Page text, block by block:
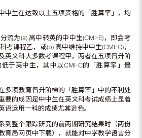
中生在达致以上五项资格的「胜算率」，均
流为(a) 高中转英的中中生(CMI-E)，即会考
考课程乙，或(b) 高中维持中中生(CMI-C)，
英文科大多数考课程甲，两者在五项晋升阶
于英中生，其中以CMI-C的「胜算率」最
多项教育晋升阶梯的「胜算率」中的不利处
要的成因是中中生在英文科考试成绩上显着
语运用一科的成绩尤其逊色。
到整个跟踪研究的前两期研究结果时（两份
育局网页中下载），就能对中学教学语言分